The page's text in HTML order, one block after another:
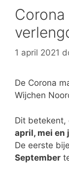
1 april 2021
De Corona
Wijchen
Dit betekent,
april, mei en
De eerste
September